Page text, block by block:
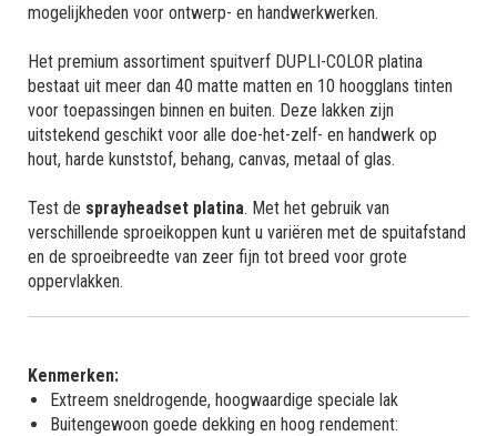
mogelijkheden voor ontwerp- en handwerkwerken.
Het premium assortiment spuitverf DUPLI-COLOR platina
bestaat uit meer dan 40 matte matten en 10 hoogglans tinten
voor toepassingen binnen en buiten. Deze lakken zijn
uitstekend geschikt voor alle doe-het-zelf- en handwerk op
hout, harde kunststof, behang, canvas, metaal of glas.
Test de sprayheadset platina. Met het gebruik van
verschillende sproeikoppen kunt u variëren met de spuitafstand
en de sproeibreedte van zeer fijn tot breed voor grote
oppervlakken.
Kenmerken:
Extreem sneldrogende, hoogwaardige speciale lak
Buitengewoon goede dekking en hoog rendement: